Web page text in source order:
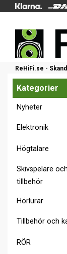
ReHiFi.se -
Kategorier
Nyheter
Elektronik
Högtalare
Skivspelare och
tillbehör
Hörlurar
Tillbehör och
RÖR